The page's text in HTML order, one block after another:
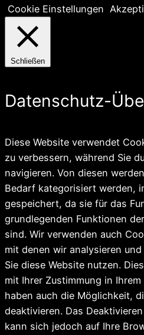
Cookie Einstellungen
Schließen
Datenschutz-
Diese Website verwendet
zu verbessern, während Sie
navigieren. Von diesen
Bedarf kategorisiert werden,
gespeichert, da sie für das
grundlegenden Funktionen
sind. Wir verwenden auch
mit denen wir analysieren
Sie diese Website nutzen.
mit Ihrer Zustimmung in
haben auch die Möglichkeit,
deaktivieren. Das
kann sich jedoch auf Ihre